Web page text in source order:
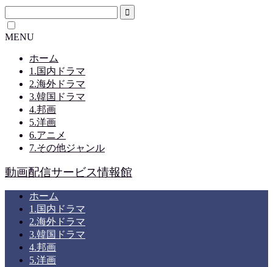
MENU
ホーム
1.国内ドラマ
2.海外ドラマ
3.韓国ドラマ
4.邦画
5.洋画
6.アニメ
7.その他ジャンル
動画配信サービス情報館
ホーム
1.国内ドラマ
2.海外ドラマ
3.韓国ドラマ
4.邦画
5.洋画